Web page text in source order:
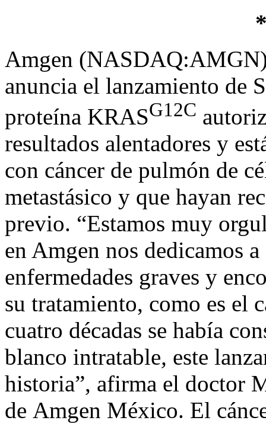
Amgen
anuncia el lanzamiento de
proteína KRASG12C
resultados alentadores y
con cáncer de pulmón de
metastásico y que hayan
previo. “Estamos muy
en Amgen nos dedicamos
enfermedades graves y
su tratamiento, como es el
cuatro décadas se había
blanco intratable, este
historia”, afirma el doctor
de Amgen México. El